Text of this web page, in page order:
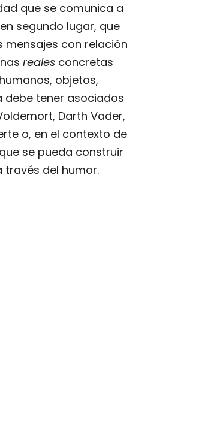
que se comunica a
segundo lugar, que
con relación
reales concretas
objetos,
debe tener asociados
Darth Vader,
o, en el contexto de
se pueda construir
del humor.